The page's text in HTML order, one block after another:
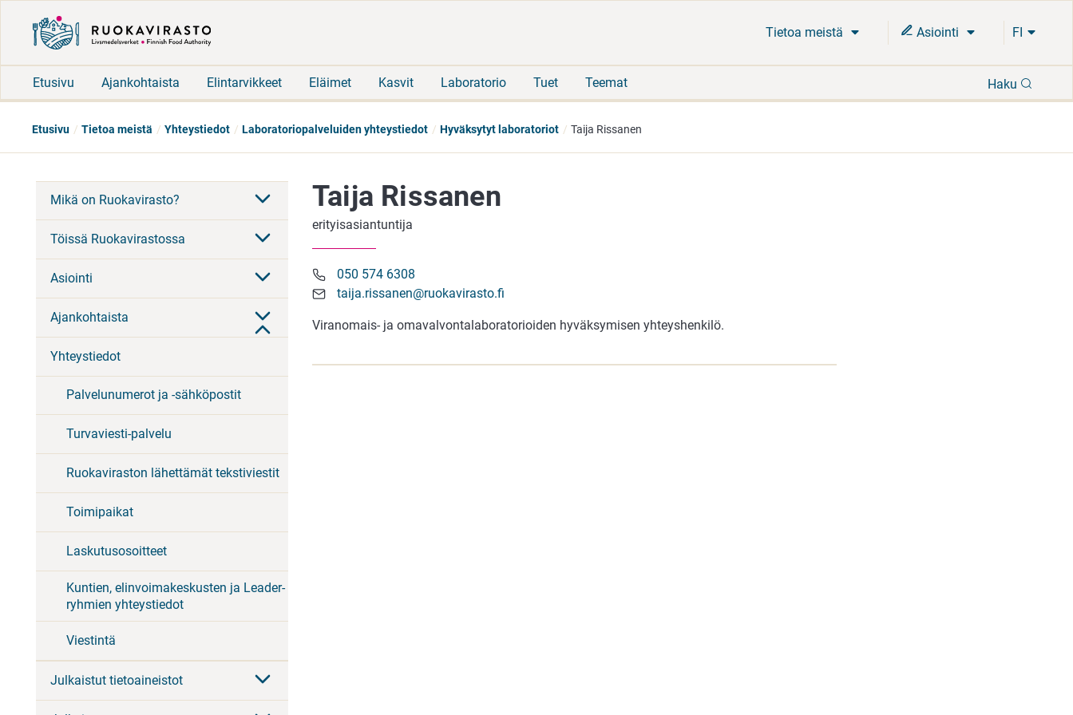
Tietoa meistä Asiointi FI
Etusivu Ajankohtaista Elintarvikkeet Eläimet Kasvit Laboratorio Tuet Teemat Haku
Etusivu Tietoa meistä Yhteystiedot Laboratoriopalveluiden yhteystiedot Hyväksytyt laboratoriot Taija Rissanen
Mikä on Ruokavirasto?
Töissä Ruokavirastossa
Asiointi
Ajankohtaista
Yhteystiedot
Palvelunumerot ja -sähköpostit
Turvaviesti-palvelu
Ruokaviraston lähettämät tekstiviestit
Toimipaikat
Laskutusosoitteet
Kuntien, elinvoimakeskusten ja Leader-
ryhmien yhteystiedot
Viestintä
Julkaistut tietoaineistot
Taija Rissanen
erityisasiantuntija
050 574 6308
taija.rissanen@ruokavirasto.fi
Viranomais- ja omavalvontalaboratorioiden hyväksymisen yhteyshenkilö.